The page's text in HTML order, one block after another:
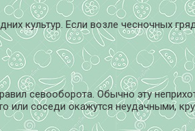
культур. Если возле чесночных
севооборота. Обычно эту
соседи окажутся неудачными,